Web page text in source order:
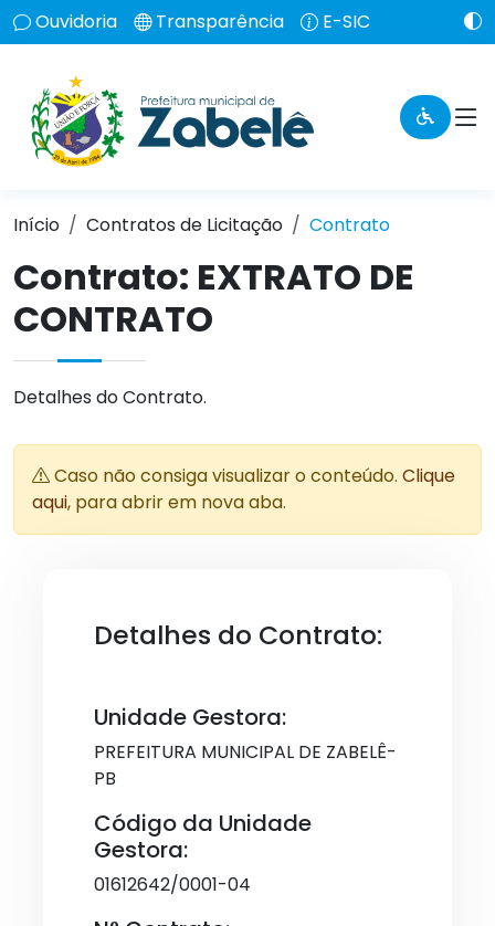
Ouvidoria Transparência E-SIC
Início Contratos de Licitação Contrato
Contrato: EXTRATO DE
CONTRATO
Detalhes do Contrato.
Caso não consiga visualizar o conteúdo. Clique
aqui, para abrir em nova aba.
Detalhes do Contrato:
Unidade Gestora:
PREFEITURA MUNICIPAL DE ZABELÊ-
PB
Código da Unidade
Gestora:
01612642/0001-04